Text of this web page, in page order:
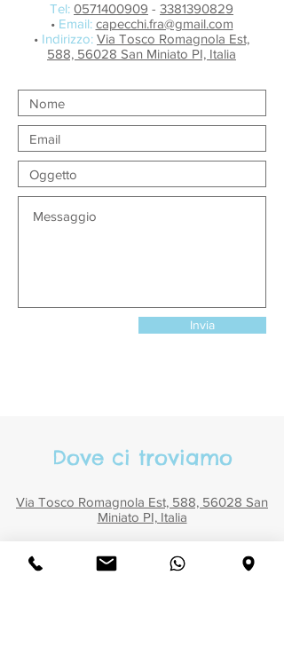
Tel: 0571400909 - 3381390829
• Email: capecchi.fra@gmail.com
• Indirizzo: Via Tosco Romagnola Est,
588, 56028 San Miniato PI, Italia
Invia
Dove ci troviamo
Via Tosco Romagnola Est, 588, 56028 San
Miniato PI, Italia